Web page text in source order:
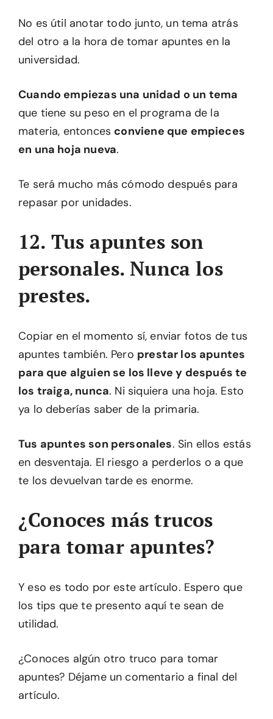
No es útil anotar todo junto, un tema atrás
del otro a la hora de tomar apuntes en la
universidad.
Cuando empiezas una unidad o un tema
que tiene su peso en el programa de la
materia, entonces conviene que empieces
en una hoja nueva.
Te será mucho más cómodo después para
repasar por unidades.
12. Tus apuntes son
personales. Nunca los
prestes.
Copiar en el momento sí, enviar fotos de tus
apuntes también. Pero prestar los apuntes
para que alguien se los lleve y después te
los traiga, nunca. Ni siquiera una hoja. Esto
ya lo deberías saber de la primaria.
Tus apuntes son personales. Sin ellos estás
en desventaja. El riesgo a perderlos o a que
te los devuelvan tarde es enorme.
¿Conoces más trucos
para tomar apuntes?
Y eso es todo por este artículo. Espero que
los tips que te presento aquí te sean de
utilidad.
¿Conoces algún otro truco para tomar
apuntes? Déjame un comentario a final del
artículo.